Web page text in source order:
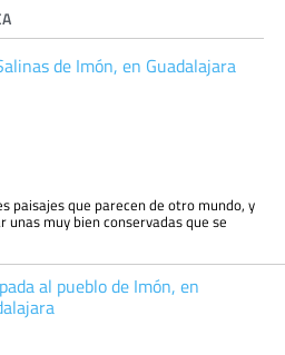
de Imón, en Guadalajara
paisajes que parecen de otro mundo, y
muy bien conservadas que se
al pueblo de Imón, en